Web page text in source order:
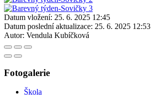
Datum vložení: 25. 6. 2025 12:45
Datum poslední aktualizace: 25. 6. 2025 12:53
Autor: Vendula Kubíčková
Fotogalerie
Škola